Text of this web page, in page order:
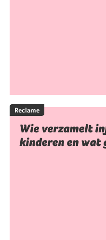
Reclame
Wie verzamelt
kinderen en wat